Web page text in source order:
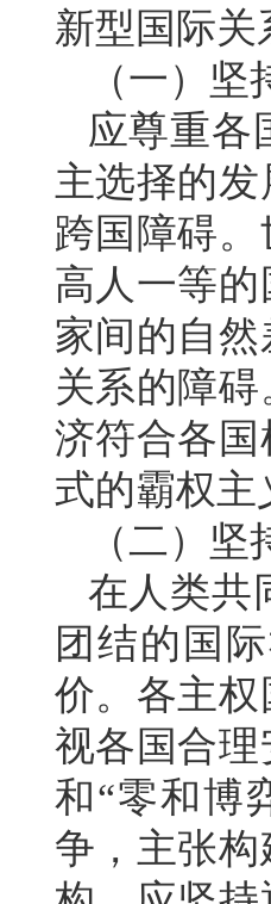
新型国际关
（一）
应尊重各
主选择的
跨国障碍
高人一等
家间的自
关系的障
济符合各
式的霸权主
（二）
在人类共
团结的国
价。各主
视各国合
和“零和博
争，主张